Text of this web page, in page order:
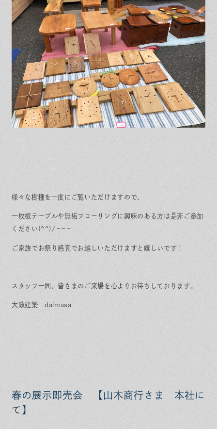
様々な樹種を一度にご覧いただけますので、
一枚板テーブルや無垢フローリングに興味のある方は是非ご参加
ください(^^)/~~~
ご家族でお祭り感覚でお越しいただけますと嬉しいです！
スタッフ一同、皆さまのご来場を心よりお待ちしております。
大政建築 daimasa
春の展示即売会 【山木商行さま 本社に
て】